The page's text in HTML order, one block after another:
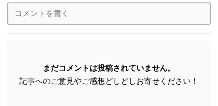
まだコメントは投稿されていません。
記事へのご意見やご感想どしどしお寄せください！